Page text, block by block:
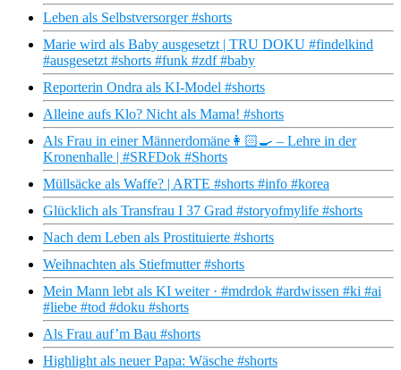
Leben als Selbstversorger #shorts
Marie wird als Baby ausgesetzt | TRU DOKU #findelkind
#ausgesetzt #shorts #funk #zdf #baby
Reporterin Ondra als KI-Model #shorts
Alleine aufs Klo? Nicht als Mama! #shorts
Als Frau in einer Männerdomäne👩🏻‍🍳 – Lehre in der
Kronenhalle | #SRFDok #Shorts
Müllsäcke als Waffe? | ARTE #shorts #info #korea
Glücklich als Transfrau I 37 Grad #storyofmylife #shorts
Nach dem Leben als Prostituierte #shorts
Weihnachten als Stiefmutter #shorts
Mein Mann lebt als KI weiter · #mdrdok #ardwissen #ki #ai
#liebe #tod #doku #shorts
Als Frau auf’m Bau #shorts
Highlight als neuer Papa: Wäsche #shorts